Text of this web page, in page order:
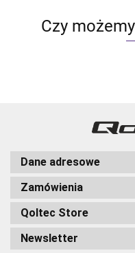
Czy
Dane adresowe
Zamówienia
Qoltec Store
Newsletter